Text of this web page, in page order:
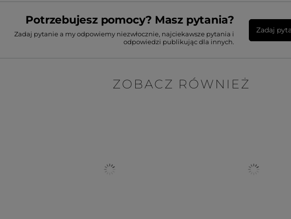
Potrzebujesz pomocy? Masz pytania?
Zadaj pytanie a my odpowiemy niezwłocznie, najciekawsze pytania i
odpowiedzi publikując dla innych.
Zadaj
ZOBACZ RÓWNIEŻ